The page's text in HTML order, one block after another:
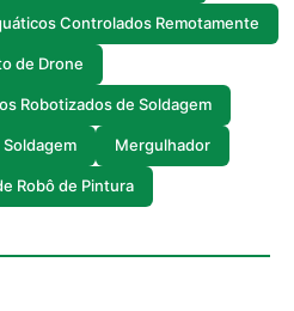
Controlados Remotamente
de Drone
Robotizados de Soldagem
Mergulhador
Robô de Pintura